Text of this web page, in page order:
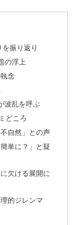
振り返り
の浮上
念
波乱を呼ぶ
どころ
自然」との声
単に？」と疑
欠ける展開に
的ジレンマ